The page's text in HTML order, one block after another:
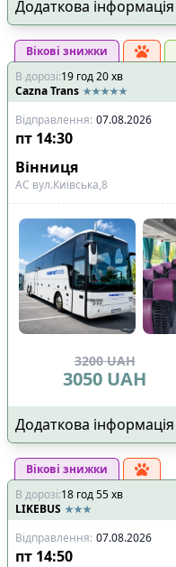
Додаткова інформація
Вікові знижки
В дорозі:19 год20хв
Cazna Trans
Відправлення: 07.08.2026
пт 14:30
Вінниця
АС вул.Київська,8
3200 UAH
3050 UAH
Додаткова інформація
Вікові знижки
В дорозі:18 год55хв
LIKEBUS
Відправлення: 07.08.2026
пт 14:50